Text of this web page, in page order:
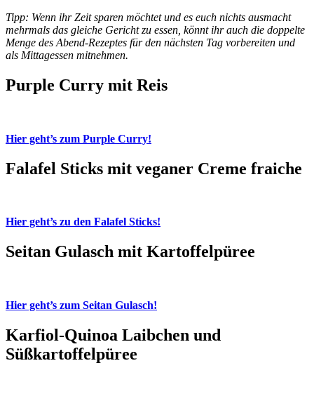
Tipp: Wenn ihr Zeit sparen möchtet und es euch nichts ausmacht
mehrmals das gleiche Gericht zu essen, könnt ihr auch die doppelte
Menge des Abend-Rezeptes für den nächsten Tag vorbereiten und
als Mittagessen mitnehmen.
Purple Curry mit Reis
Hier geht’s zum Purple Curry!
Falafel Sticks mit veganer Creme fraiche
Hier geht’s zu den Falafel Sticks!
Seitan Gulasch mit Kartoffelpüree
Hier geht’s zum Seitan Gulasch!
Karfiol-Quinoa Laibchen und
Süßkartoffelpüree